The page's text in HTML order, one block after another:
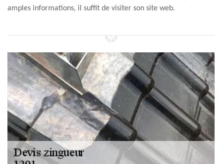
amples informations, il suffit de visiter son site web.